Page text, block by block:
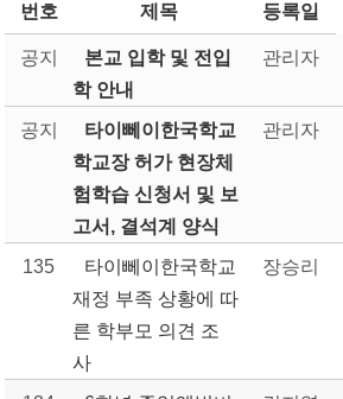
번호
제목 등록일
공지
본교 입학 및 전입
학 안내
관리자
공지
타이뻬이한국학교
학교장 허가 현장체
험학습 신청서 및 보
고서, 결석계 양식
관리자
135
타이뻬이한국학교
재정 부족 상황에 따
른 학부모 의견 조
사
장승리